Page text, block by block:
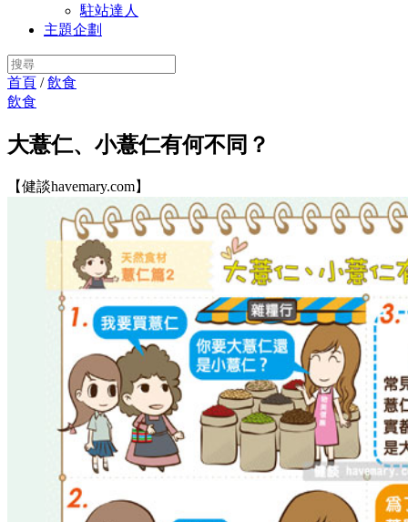
駐站達人
主題企劃
首頁 /飲食
飲食
大薏仁、小薏仁有何不同？
【健談havemary.com】